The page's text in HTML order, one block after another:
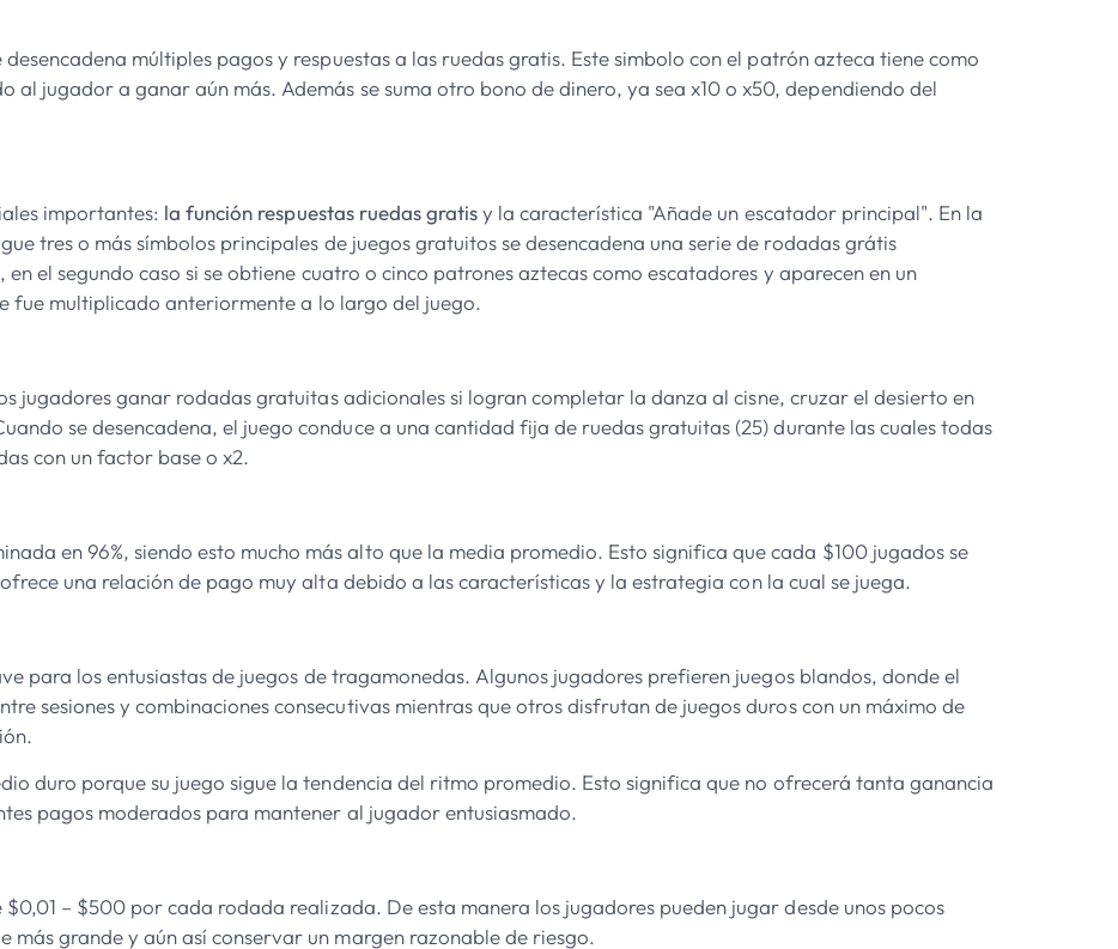
múltiples pagos y respuestas a las ruedas gratis. Este simbolo con el patrón azteca tiene como
jugador a ganar aún más. Además se suma otro bono de dinero, ya sea x10 o x50, dependiendo del
importantes: la función respuestas ruedas gratisy la característica "Añade un escatador principal". En la
tres o más símbolos principales de juegos gratuitos se desencadena una serie de rodadas grátis
el segundo caso si se obtiene cuatro o cinco patrones aztecas como escatadores y aparecen en un
fue multiplicado anteriormente a lo largo del juego.
jugadores ganar rodadas gratuitas adicionales si logran completar la danza al cisne, cruzar el desierto en
se desencadena, el juego conduce a una cantidad fija de ruedas gratuitas (25) durante las cuales todas
con un factor base o x2.
en 96%, siendo esto mucho más alto que la media promedio. Esto significa que cada $100 jugados se
una relación de pago muy alta debido a las características y la estrategia con la cual se juega.
para los entusiastas de juegos de tragamonedas. Algunos jugadores prefieren juegos blandos, donde el
sesiones y combinaciones consecutivas mientras que otros disfrutan de juegos duros con un máximo de
duro porque su juego sigue la tendencia del ritmo promedio. Esto significa que no ofrecerá tanta ganancia
pagos moderados para mantener al jugador entusiasmado.
– $500 por cada rodada realizada. De esta manera los jugadores pueden jugar desde unos pocos
más grande y aún así conservar un margen razonable de riesgo.